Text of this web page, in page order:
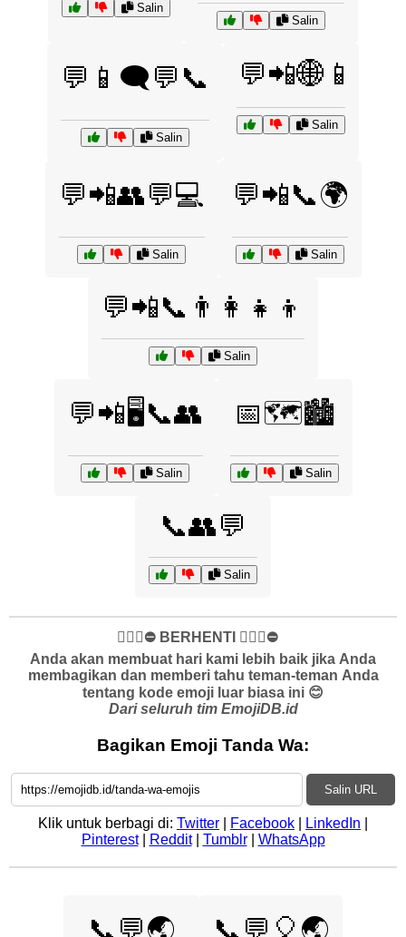
Salin
Salin
💬📱🗨️💬📞
Salin
💬📲🌐📱
Salin
💬📲👥💬💻
Salin
💬📲📞🌍
Salin
💬📲📞👨‍👩‍👧‍👦
Salin
💬📲🖥️📞👥
Salin
📅🗺️🏙️
Salin
📞👥💬
Salin
✋🏻🛑⛔️ BERHENTI ✋🏻🛑⛔️
Anda akan membuat hari kami lebih baik jika Anda
membagikan dan memberi tahu teman-teman Anda
tentang kode emoji luar biasa ini 😊
Dari seluruh tim EmojiDB.id
Bagikan Emoji Tanda Wa:
Salin URL
Klik untuk berbagi di: Twitter Facebook LinkedIn
Pinterest| Reddit| Tumblr| WhatsApp
📞💬🌏 📞💬🎈🌏